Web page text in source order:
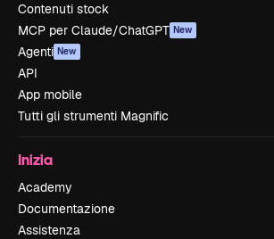
Contenuti stock
MCP per Claude/ChatGPT New
Agenti New
API
App mobile
Tutti gli strumenti Magnific
Inizia
Academy
Documentazione
Assistenza